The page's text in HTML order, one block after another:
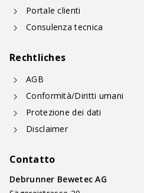
Portale clienti
Consulenza tecnica
Rechtliches
AGB
Conformità/Diritti umani
Protezione dei dati
Disclaimer
Contatto
Debrunner Bewetec AG